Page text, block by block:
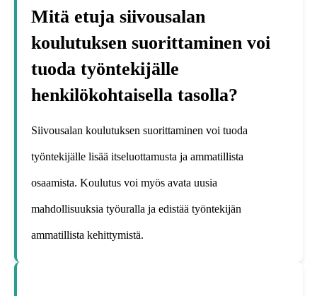
Mitä etuja siivousalan
koulutuksen suorittaminen voi
tuoda työntekijälle
henkilökohtaisella tasolla?
Siivousalan koulutuksen suorittaminen voi tuoda
työntekijälle lisää itseluottamusta ja ammatillista
osaamista. Koulutus voi myös avata uusia
mahdollisuuksia työuralla ja edistää työntekijän
ammatillista kehittymistä.